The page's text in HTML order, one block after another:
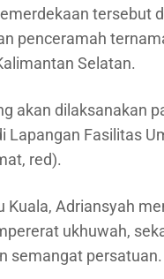
tersebut
penceramah
Selatan.
akan dilaksanakan
Lapangan Fasilitas
red).
Kuala, Adriansyah
ukhuwah,
semangat persatuan.